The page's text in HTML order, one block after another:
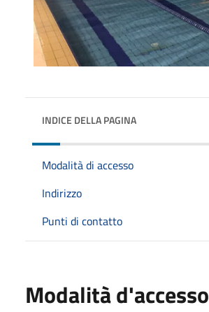
INDICE DELLA PAGINA
Modalità di accesso
Indirizzo
Punti di contatto
Modalità d'accesso